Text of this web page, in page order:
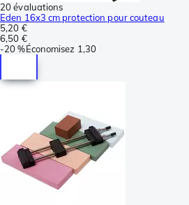
20 évaluations
Eden 16x3 cm protection pour couteau
5,20 €
6,50 €
-20 %Économisez 1,30